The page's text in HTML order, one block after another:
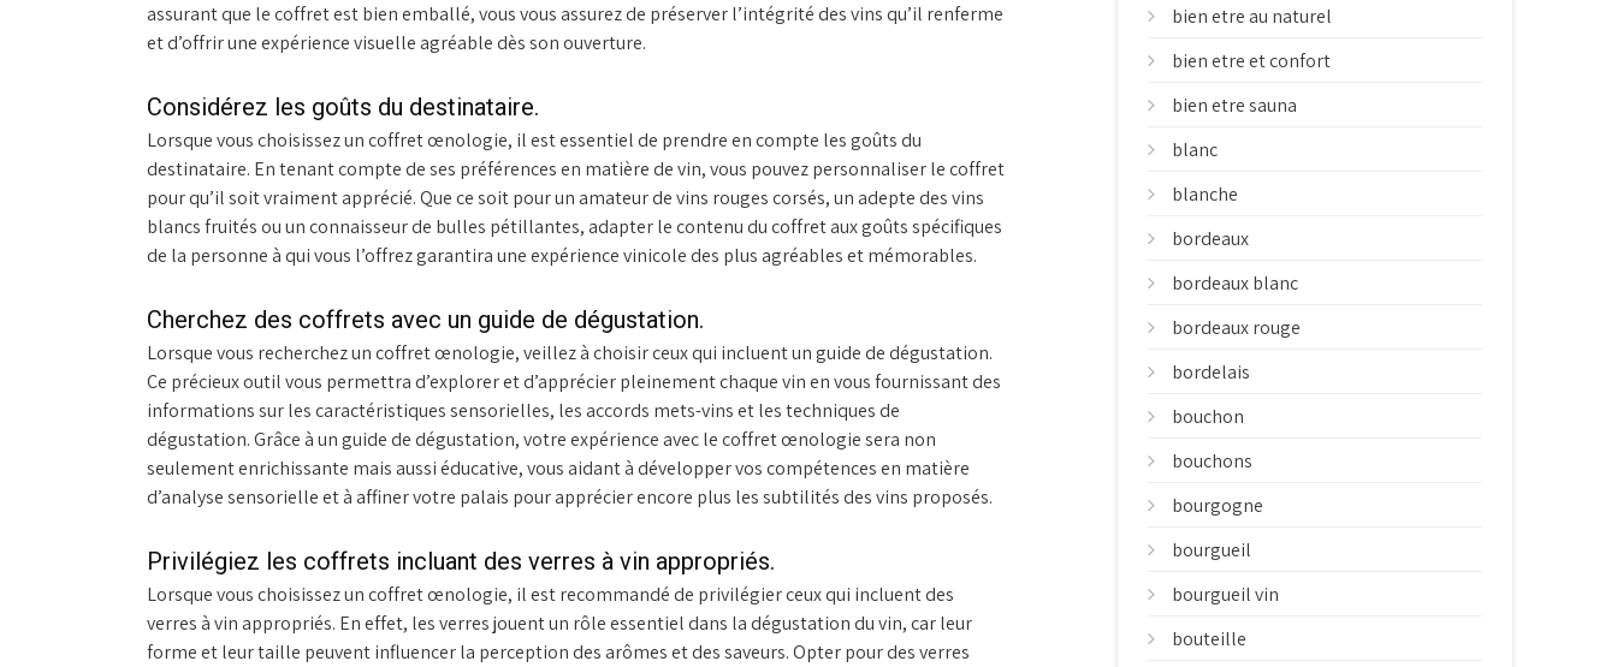
assurant que le coffret est bien emballé, vous vous assurez de préserver l’intégrité des vins qu’il renferme
et d’offrir une expérience visuelle agréable dès son ouverture.
Considérez les goûts du destinataire.
Lorsque vous choisissez un coffret œnologie, il est essentiel de prendre en compte les goûts du
destinataire. En tenant compte de ses préférences en matière de vin, vous pouvez personnaliser le coffret
pour qu’il soit vraiment apprécié. Que ce soit pour un amateur de vins rouges corsés, un adepte des vins
blancs fruités ou un connaisseur de bulles pétillantes, adapter le contenu du coffret aux goûts spécifiques
de la personne à qui vous l’offrez garantira une expérience vinicole des plus agréables et mémorables.
Cherchez des coffrets avec un guide de dégustation.
Lorsque vous recherchez un coffret œnologie, veillez à choisir ceux qui incluent un guide de dégustation.
Ce précieux outil vous permettra d’explorer et d’apprécier pleinement chaque vin en vous fournissant des
informations sur les caractéristiques sensorielles, les accords mets-vins et les techniques de
dégustation. Grâce à un guide de dégustation, votre expérience avec le coffret œnologie sera non
seulement enrichissante mais aussi éducative, vous aidant à développer vos compétences en matière
d’analyse sensorielle et à affiner votre palais pour apprécier encore plus les subtilités des vins proposés.
Privilégiez les coffrets incluant des verres à vin appropriés.
Lorsque vous choisissez un coffret œnologie, il est recommandé de privilégier ceux qui incluent des
verres à vin appropriés. En effet, les verres jouent un rôle essentiel dans la dégustation du vin, car leur
forme et leur taille peuvent influencer la perception des arômes et des saveurs. Opter pour des verres
bien etre au naturel
bien etre et confort
bien etre sauna
blanc
blanche
bordeaux
bordeaux blanc
bordeaux rouge
bordelais
bouchon
bouchons
bourgogne
bourgueil
bourgueil vin
bouteille